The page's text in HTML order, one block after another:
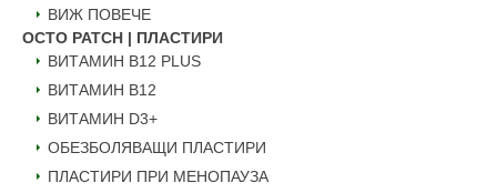
ВИЖ ПОВЕЧЕ
OCTO PATCH | ПЛАСТИРИ
ВИТАМИН B12 PLUS
ВИТАМИН B12
ВИТАМИН D3+
ОБЕЗБОЛЯВАЩИ ПЛАСТИРИ
ПЛАСТИРИ ПРИ МЕНОПАУЗА